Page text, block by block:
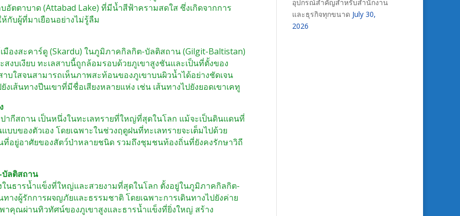
ตตาบาด (Attabad Lake) ที่มีน้ำสีฟ้าครามสดใส ซึ่งเกิดจากการ
กับผู้ที่มาเยือนอย่างไม่รู้ลืม
มืองสะคาร์ดู (Skardu) ในภูมิภาคกิลกิต-บัลติสถาน (Gilgit-Baltistan)
งบเงียบ ทะเลสาบนี้ถูกล้อมรอบด้วยภูเขาสูงชันและเป็นที่ตั้งของ
บใสจนสามารถเห็นภาพสะท้อนของภูเขาบนผิวน้ำได้อย่างชัดเจน
งเส้นทางปีนเขาที่มีชื่อเสียงหลายแห่ง เช่น เส้นทางไปยังยอดเขาเคทู
ากีสถาน เป็นหนึ่งในทะเลทรายที่ใหญ่ที่สุดในโลก แม้จะเป็นดินแดนที่
บของตัวเอง โดยเฉพาะในช่วงฤดูฝนที่ทะเลทรายจะเต็มไปด้วย
ที่อยู่อาศัยของสัตว์ป่าหลายชนิด รวมถึงชุมชนท้องถิ่นที่ยังคงรักษาวิถี
ลติสถาน
ในธารน้ำแข็งที่ใหญ่และสวยงามที่สุดในโลก ตั้งอยู่ในภูมิภาคกิลกิต-
างผู้รักการผจญภัยและธรรมชาติ โดยเฉพาะการเดินทางไปยังค่าย
าคุณผ่านทิวทัศน์ของภูเขาสูงและธารน้ำแข็งที่ยิ่งใหญ่ สร้าง
อุปกรณ์สำคัญสำหรับสำนักงาน
และธุรกิจทุกขนาด July 30,
2026